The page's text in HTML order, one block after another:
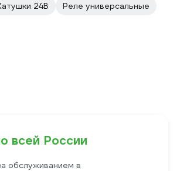
24В
Реле универсальные
всей России
обслуживанием в